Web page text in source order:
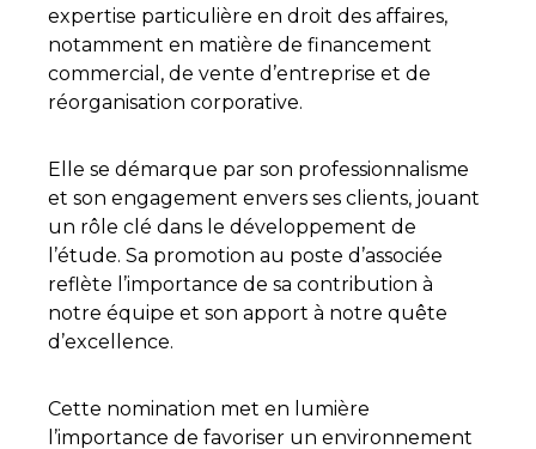
expertise particulière en droit des affaires,
notamment en matière de financement
commercial, de vente d’entreprise et de
réorganisation corporative.
Elle se démarque par son professionnalisme
et son engagement envers ses clients, jouant
un rôle clé dans le développement de
l’étude. Sa promotion au poste d’associée
reflète l’importance de sa contribution à
notre équipe et son apport à notre quête
d’excellence.
Cette nomination met en lumière
l’importance de favoriser un environnement